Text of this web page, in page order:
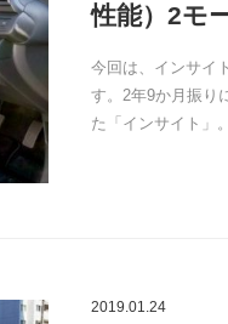
性能）2モ
今回は、インサイ
す。2年9か月振り
た「インサイト」
2019.01.24